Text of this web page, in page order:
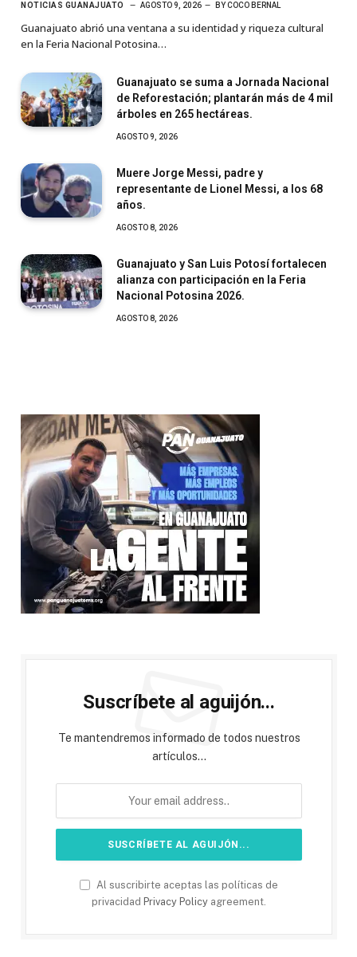
NOTICIAS GUANAJUATO AGOSTO 9, 2026 BY COCO BERNAL
Guanajuato abrió una ventana a su identidad y riqueza cultural
en la Feria Nacional Potosina…
Guanajuato se suma a Jornada Nacional
de Reforestación; plantarán más de 4 mil
árboles en 265 hectáreas.
AGOSTO 9, 2026
Muere Jorge Messi, padre y
representante de Lionel Messi, a los 68
años.
AGOSTO 8, 2026
Guanajuato y San Luis Potosí fortalecen
alianza con participación en la Feria
Nacional Potosina 2026.
AGOSTO 8, 2026
Suscríbete al aguijón...
Te mantendremos informado de todos nuestros
artículos...
Al suscribirte aceptas las políticas de
privacidad Privacy Policy agreement.